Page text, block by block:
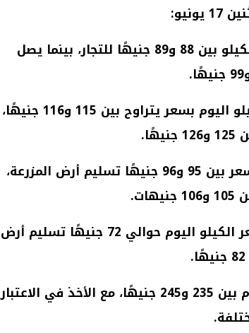
يونيو:
: يتراوح سعر الكيلو بين 88 و89 جنيهًا للتجار، بينما يصل
البلدي: يتم تداول الكيلو اليوم بسعر يتراوح بين 115 و116 جنيهًا،
الساسو: سجل اليوم سعر بين 95 و96 جنيهًا تسليم أرض المزرعة،
: بلغ سعر الكيلو اليوم حوالي 72 جنيهًا تسليم أرض
- البانيه: يتراوح سعر الكيلو اليوم بين 235 و245 جنيهًا، مع الأخذ في الاعتبار